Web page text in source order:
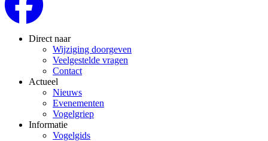
Direct naar
Wijziging doorgeven
Veelgestelde vragen
Contact
Actueel
Nieuws
Evenementen
Vogelgriep
Informatie
Vogelgids